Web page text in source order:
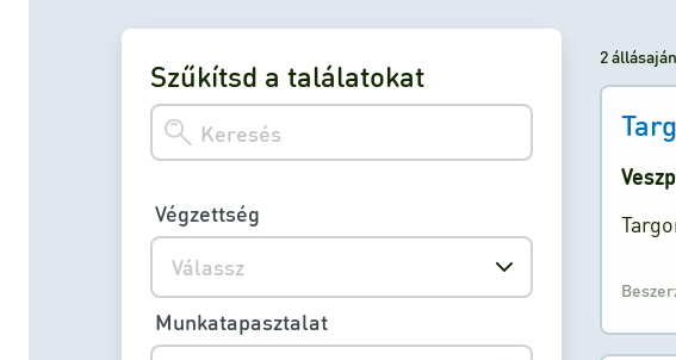
Szűkítsd a találatokat
Válassz
Végzettség
Munkatapasztalat
2